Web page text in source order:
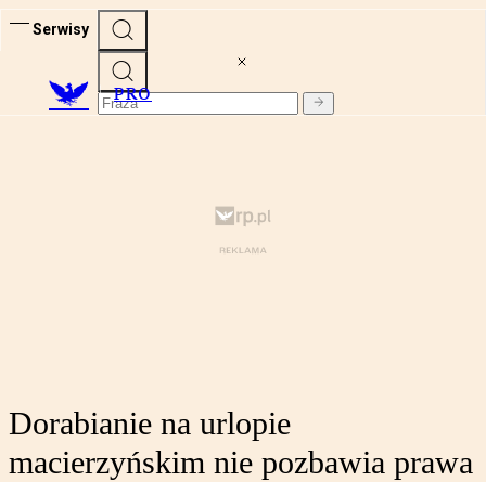
Serwisy
PRO
Dorabianie na urlopie
macierzyńskim nie pozbawia prawa